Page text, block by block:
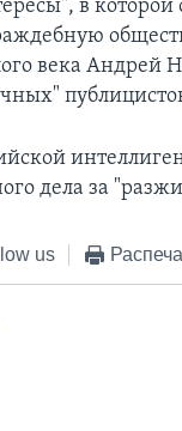
в
века Андрей
дела за
us